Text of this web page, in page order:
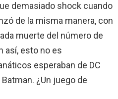
demasiado shock cuando
de la misma manera, con
muerte del número de
así, esto no es
esperaban de DC
¿Un juego de